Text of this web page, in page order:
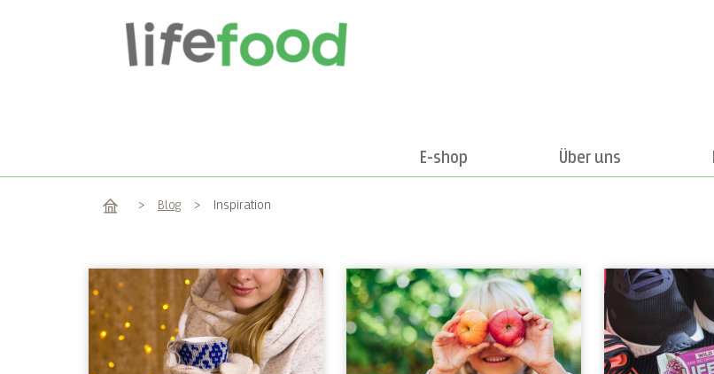
E-shop Über uns
Home > Blog > Inspiration